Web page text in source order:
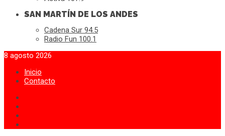
SAN MARTÍN DE LOS ANDES
Cadena Sur 94.5
Radio Fun 100.1
8 agosto 2026
Inicio
Contacto